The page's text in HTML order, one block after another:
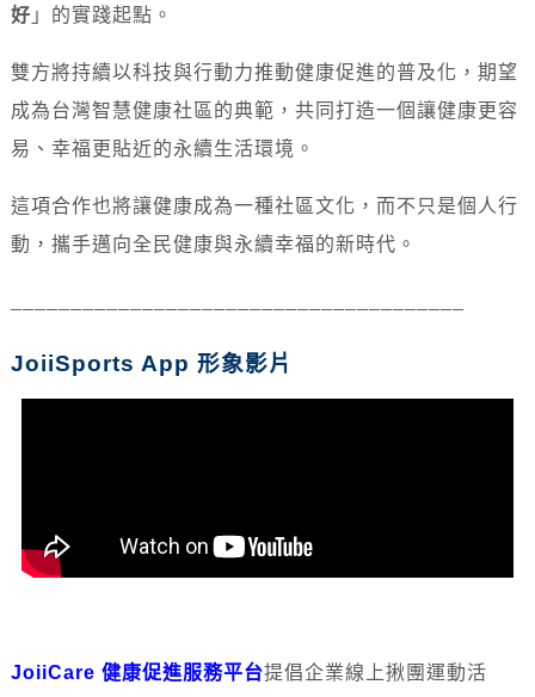
好 」的實踐起點。
雙方將持續以科技與行動力推動健康促進的普及化，期望
成為台灣智慧健康社區的典範，共同打造一個讓健康更容
易、幸福更貼近的永續生活環境。
這項合作也將讓健康成為一種社區文化，而不只是個人行
動，攜手邁向全民健康與永續幸福的新時代。
JoiiSports App 形象影片
JoiiCare 健康促進服務平台提倡企業線上揪團運動活